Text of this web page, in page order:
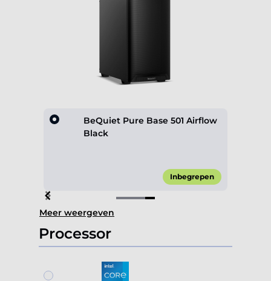
BeQuiet Pure Base 501 Airflow
Black
Inbegrepen
Item
4
of
4
Meer weergeven
Processor